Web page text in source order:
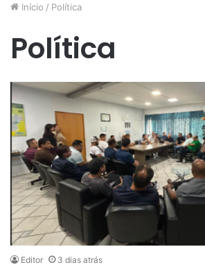
Início / Política
Política
Editor 3 dias atrás